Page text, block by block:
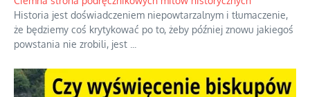
Historia jest doświadczeniem niepowtarzalnym i tłumaczenie,
że będziemy coś krytykować po to, żeby później znowu jakiegoś
powstania nie zrobili, jest